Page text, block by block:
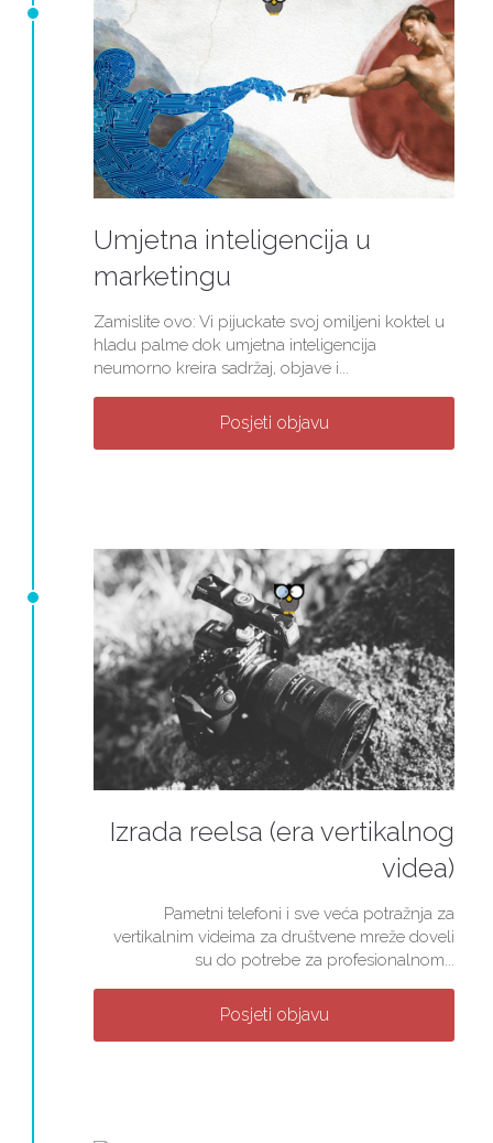
Umjetna inteligencija u
marketingu
Zamislite ovo: Vi pijuckate svoj omiljeni koktel u
hladu palme dok umjetna inteligencija
neumorno kreira sadržaj, objave i...
Posjeti objavu
Izrada reelsa (era vertikalnog
videa)
Pametni telefoni i sve veća potražnja za
vertikalnim videima za društvene mreže doveli
su do potrebe za profesionalnom...
Posjeti objavu